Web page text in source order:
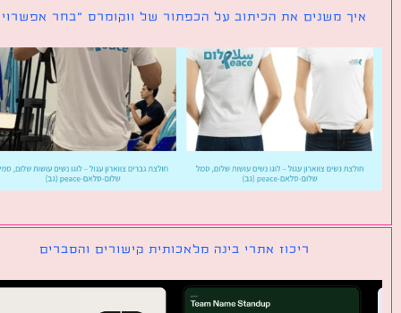
משנים את הכיתוב על הכפתור של ווקומרס ״בחר אפשרויות״
ריכוז אתרי בינה מלאכותית קישורים והסברים